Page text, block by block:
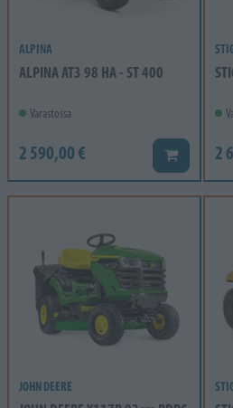
ALPINA
ALPINA AT3 98 HA - ST 400
Varastossa
2 590,00 € Lisää koriin
2
JOHN DEERE